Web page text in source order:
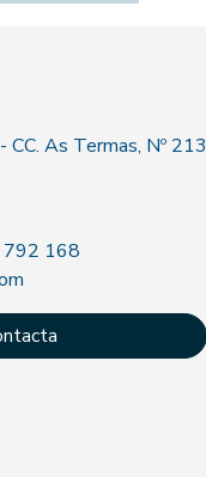
CC. As Termas, Nº 213
792 168